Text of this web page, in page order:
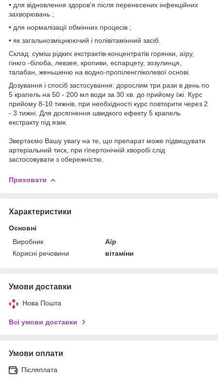
• для відновлення здоров'я після перенесених інфекційних
захворювань ;
• для нормалізації обмінних процесів ;
• як загальнозміцнюючий і полівітамінний засіб.
Склад: суміш рідких екстрактів-концентратів горянки, аїру,
гінкго -білоба, левзея, кропиви, еспарцету, зозулинця,
талабан, женьшеню на водно-пропіленгліколевої основі.
Дозування і спосіб застосування: дорослим три рази в день по
5 крапель на 50 - 200 мл води за 30 хв. до прийому їжі. Курс
прийому 8-10 тижнів, при необхідності курс повторити через 2
- 3 тижні. Для досягнення швидкого ефекту 5 крапель
екстракту під язик.
Звертаємо Вашу увагу на те, що препарат може підвищувати
артеріальний тиск, при гіпертонічній хворобі слід
застосовувати з обережністю.
Приховати
Характеристики
Основні
Виробник
Аїр
Корисні речовини
вітаміни
Умови доставки
Нова Пошта
Всі умови доставки
Умови оплати
Післяплата